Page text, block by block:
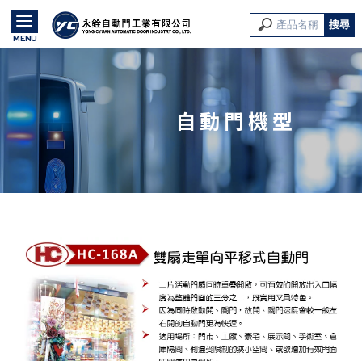
自動門機型